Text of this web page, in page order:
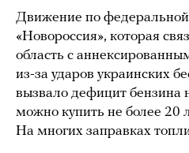
Движение по федеральной
«Новороссия», которая
область с
из-за ударов украинских
вызвало дефицит бензина
можно купить не более 20
На многих заправках